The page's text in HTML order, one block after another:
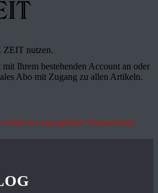
ZEIT nutzen.
Ihrem bestehenden Account an oder
Abo mit Zugang zu allen Artikeln.
in LeipzigHitze"Deutschland